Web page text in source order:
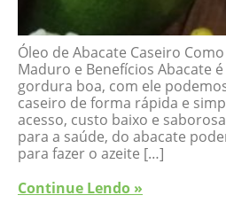
Óleo de Abacate Caseiro
Maduro e Benefícios Abacate
gordura boa, com ele
caseiro de forma rápida e
acesso, custo baixo e
para a saúde, do abacate
para fazer o azeite […]
Continue Lendo »